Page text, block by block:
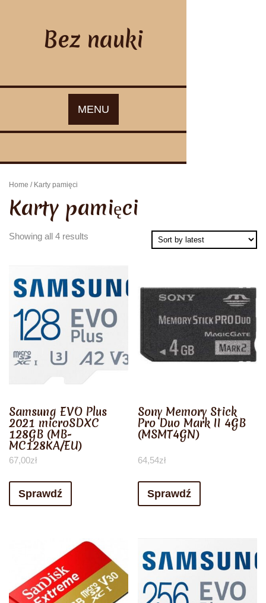
Bez nauki
MENU
Home / Karty pamięci
Karty pamięci
Showing all 4 results
Samsung EVO Plus
2021 microSDXC
128GB (MB-
MC128KA/EU)
67,00zł
Sprawdź
Sony Memory Stick
Pro Duo Mark II 4GB
(MSMT4GN)
64,54zł
Sprawdź